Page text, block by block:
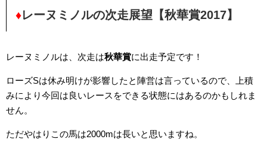
♦レーヌミノルの次走展望【秋華賞2017】
レーヌミノルは、次走は秋華賞に出走予定です！
ローズSは休み明けが影響したと陣営は言っているので、上積
みにより今回は良いレースをできる状態にはあるのかもしれま
せん。
ただやはりこの馬は2000mは長いと思いますね。